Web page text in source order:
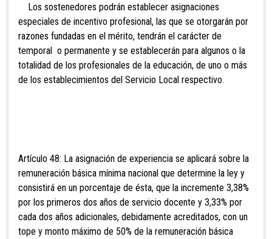
Los sostenedores podrán establecer asignaciones
especiales de incentivo profesional, las que se otorgarán por
razones fundadas en el mérito, tendrán el carácter de
temporal o permanente y se establecerán para algunos o la
totalidad de los profesionales de la educación, de uno o más
de los establecimientos del Servicio Local respectivo.
Artículo 48: La asignación de experiencia se aplicará sobre la
remuneración básica mínima nacional que determine la ley y
consistirá en un porcentaje de ésta, que la incremente 3,38%
por los primeros dos años de servicio docente y 3,33% por
cada dos años adicionales, debidamente acreditados, con un
tope y monto máximo de 50% de la remuneración básica